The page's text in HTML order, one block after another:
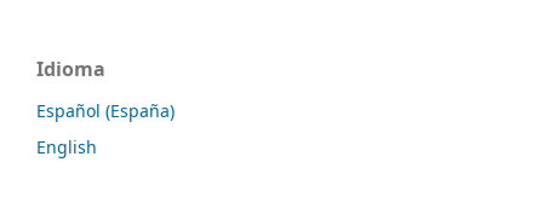
Idioma
Español (España)
English